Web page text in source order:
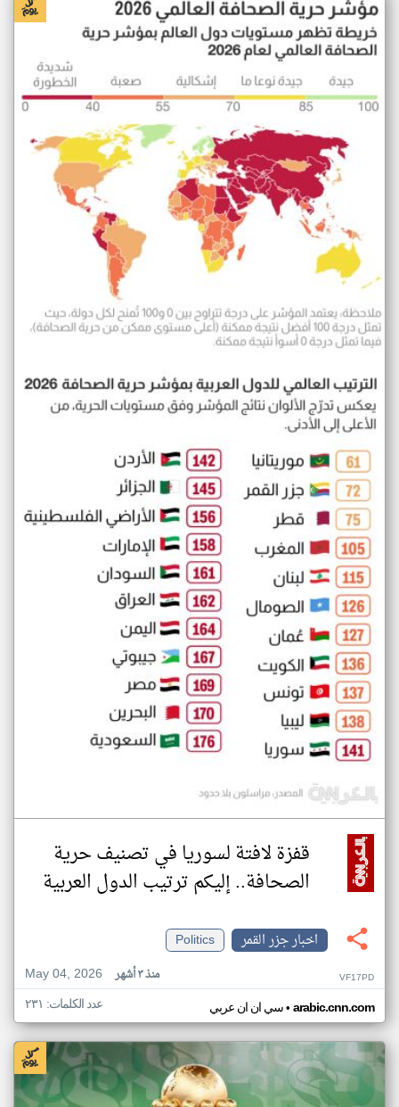
قفزة لافتة لسوريا في تصنيف حرية
الصحافة.. إليكم ترتيب الدول العربية
اخبار جزر القمر
Politics
May 04, 2026
منذ ٣ أشهر VF17PD
سي ان ان عربي• arabic.cnn.com عدد الكلمات: ٢٣١